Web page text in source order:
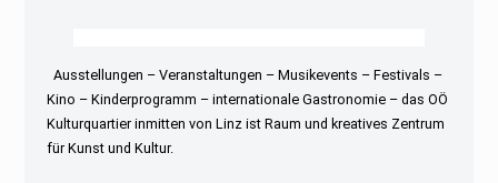
Ausstellungen – Veranstaltungen – Musikevents – Festivals –
Kino – Kinderprogramm – internationale Gastronomie – das OÖ
Kulturquartier inmitten von Linz ist Raum und kreatives Zentrum
für Kunst und Kultur.